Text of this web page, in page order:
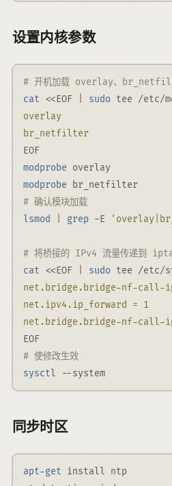
设置内核参数
# 开机加载 overlay、
cat
<<EOF sudo tee /etc/
overlay
br_netfilter
EOF
modprobe overlay
modprobe br_netfilter
# 确认模块加载
lsmod
grep -E
# 将桥接的 IPv4 流量传递到
cat
<<EOF sudo tee /etc/
net.bridge.bridge-nf-call-
net.ipv4.ip_forward = 1
net.bridge.bridge-nf-call-
EOF
# 使修改生效
sysctl
--system
同步时区
apt-get install ntp